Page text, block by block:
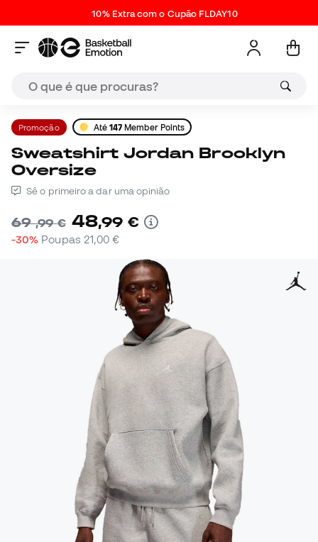
10% Extra com o Cupão FLDAY10
Promoção Até 147 Member Points
Sweatshirt Jordan Brooklyn
Oversize
Sê o primeiro a dar uma opinião
69,99 € 48,99 €
-30% Poupas 21,00 €